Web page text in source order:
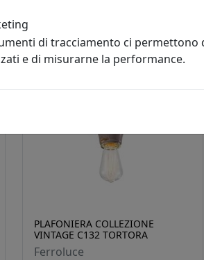
riscosso maggior
PLAFONIERA COLLEZIONE
VINTAGE C132 TORTORA
Ferroluce
di tracciamento ci
e di misurarne la performance.